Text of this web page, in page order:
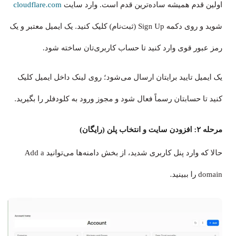
اولین قدم همیشه ساده‌ترین قدم است. وارد سایت cloudflare.com
شوید و روی دکمه Sign Up (ثبت‌نام) کلیک کنید. یک ایمیل معتبر و یک
رمز عبور قوی وارد کنید تا حساب کاربری‌تان ساخته شود.
یک ایمیل تایید برایتان ارسال می‌شود؛ روی لینک داخل ایمیل کلیک
کنید تا حسابتان رسماً فعال شود و مجوز ورود به کلودفلر را بگیرید.
مرحله ۲: افزودن سایت و انتخاب پلن (رایگان)
حالا که وارد پنل کاربری شدید، از بخش دامنه‌ها می‌توانید Add a
domain را ببینید.